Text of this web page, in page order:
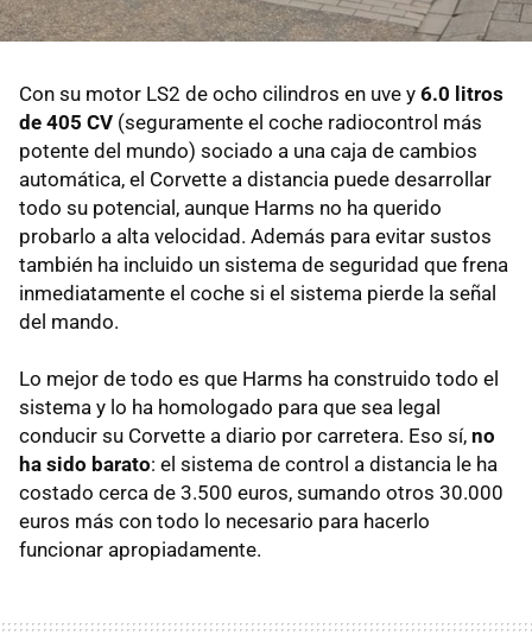
Con su motor LS2 de ocho cilindros en uve y 6.0 litros
de 405 CV (seguramente el coche radiocontrol más
potente del mundo) sociado a una caja de cambios
automática, el Corvette a distancia puede desarrollar
todo su potencial, aunque Harms no ha querido
probarlo a alta velocidad. Además para evitar sustos
también ha incluido un sistema de seguridad que frena
inmediatamente el coche si el sistema pierde la señal
del mando.
Lo mejor de todo es que Harms ha construido todo el
sistema y lo ha homologado para que sea legal
conducir su Corvette a diario por carretera. Eso sí, no
ha sido barato: el sistema de control a distancia le ha
costado cerca de 3.500 euros, sumando otros 30.000
euros más con todo lo necesario para hacerlo
funcionar apropiadamente.